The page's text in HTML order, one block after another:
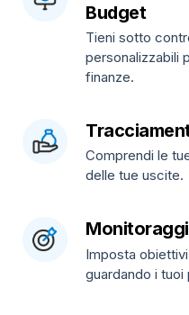
Budget
Tieni sotto
personalizzabili
finanze.
Comprendi le
delle tue uscite.
Imposta
guardando i tuoi